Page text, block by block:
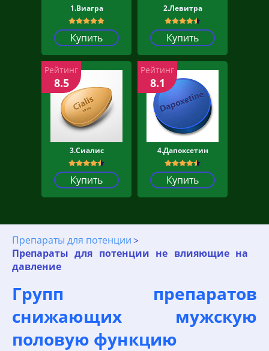
1.Виагра
Купить
2.Левитра
Купить
3.Сиалис
Купить
Рейтинг
8.5
4.Дапоксетин
Купить
Рейтинг
8.1
Препараты для потенции
Препараты для потенции не влияющие на
давление
Групп препаратов
снижающих мужскую
половую функцию